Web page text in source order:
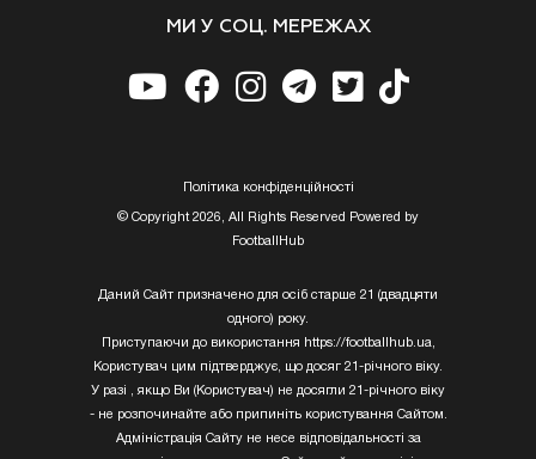
МИ У СОЦ. МЕРЕЖАХ
Полiтика конфiденцiйностi
© Copyright 2026, All Rights Reserved Powered by
FootballHub
Даний Сайт призначено для осіб старше 21 (двадцяти
одного) року.
Приступаючи до використання https://footballhub.ua,
Користувач цим підтверджує, що досяг 21-річного віку.
У разі , якщо Ви (Користувач) не досягли 21-річного віку
- не розпочинайте або припиніть користування Сайтом.
Адміністрація Сайту не несе відповідальності за